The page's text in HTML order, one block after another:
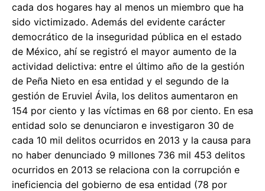
cada dos hogares hay al menos un miembro que ha
sido victimizado. Además del evidente carácter
democrático de la inseguridad pública en el estado
de México, ahí se registró el mayor aumento de la
actividad delictiva: entre el último año de la gestión
de Peña Nieto en esa entidad y el segundo de la
gestión de Eruviel Ávila, los delitos aumentaron en
154 por ciento y las víctimas en 68 por ciento. En esa
entidad solo se denunciaron e investigaron 30 de
cada 10 mil delitos ocurridos en 2013 y la causa para
no haber denunciado 9 millones 736 mil 453 delitos
ocurridos en 2013 se relaciona con la corrupción e
ineficiencia del gobierno de esa entidad (78 por